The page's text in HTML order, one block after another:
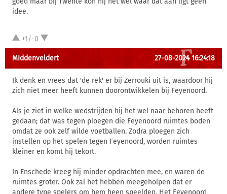
idee.
+1/-0
MIddenveldert 27-08-2024 16:24:18
Ik denk en vrees dat 'de rek' er bij Zerrouki uit is, waardoor hij
zich niet meer heeft kunnen doorontwikkelen bij Feyenoord.
Als je ziet in welke wedstrijden hij het wel naar behoren heeft
gedaan; dat was tegen ploegen die Feyenoord ruimtes boden
omdat ze ook zelf wilde voetballen. Zodra ploegen zich
instellen op het spelen tegen Feyenoord, worden ruimtes
kleiner en komt hij tekort.
In Enschede kreeg hij minder opdrachten mee, en waren de
ruimtes groter. Ook zal het hebben meegeholpen dat er
andere type spelers om hem heen speelden. Het Feyenoord